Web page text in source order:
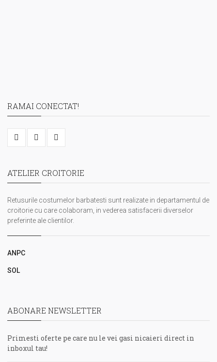
RAMAI CONECTAT!
ATELIER CROITORIE
Retusurile costumelor barbatesti sunt realizate in departamentul de
croitorie cu care colaboram, in vederea satisfacerii diverselor
preferinte ale clientilor.
ANPC
SOL
ABONARE NEWSLETTER
Primesti oferte pe care nu le vei gasi nicaieri direct in
inboxul tau!